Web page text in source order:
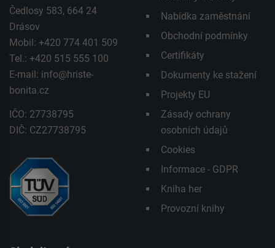
Čedlosy 583, 664 24
Drásov
Mobil: +420 774 401 509
Tel.: +420 515 555 100
E-mail: info@hriste-
bonita.cz
IČO: 27738795
DIČ: CZ27738795
Nabídka zaměstnání
Obchodní podmínky
Certifikáty
Dokumenty ke stažení
Projekty EU
Zásady ochrany
osobních údajů
Cookies
Informace - GDPR
Kniha her
Provozní knihy